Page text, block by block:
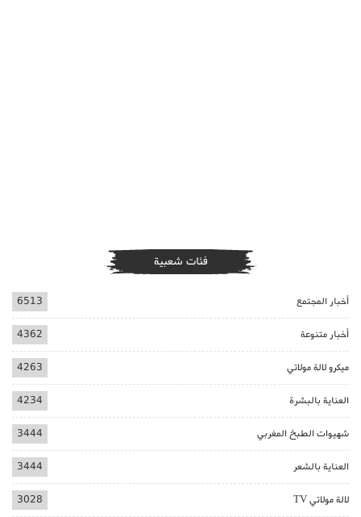
فئات شعبية
أخبار المجتمع 6513
أخبار متنوعة 4362
ميكرو لالة مولاتي 4263
العناية بالبشرة 4234
شهيوات الطبخ المغربي 3444
العناية بالشعر 3444
لالة مولاتي TV 3028